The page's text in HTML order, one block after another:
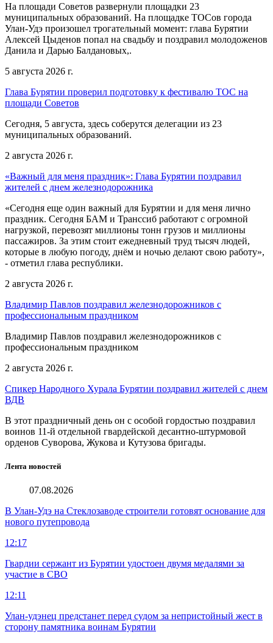
На площади Советов развернули площадки 23
муниципальных образований. На площадке ТОСов города
Улан-Удэ произошел трогательный момент: глава Бурятии
Алексей Цыденов попал на свадьбу и поздравил молодоженов
Данила и Дарью Балдановых,.
5 августа 2026 г.
Глава Бурятии проверил подготовку к фестивалю ТОС на
площади Советов
Сегодня, 5 августа, здесь соберутся делегации из 23
муниципальных образований.
2 августа 2026 г.
«Важный для меня праздник»: Глава Бурятии поздравил
жителей с днем железнодорожника
«Сегодня еще один важный для Бурятии и для меня лично
праздник. Сегодня БАМ и Транссиб работают с огромной
нагрузкой, перевозят миллионы тонн грузов и миллионы
пассажиров. За этим стоит ежедневный труд тысяч людей,
которые в любую погоду, днём и ночью делают свою работу»,
- отметил глава республики.
2 августа 2026 г.
Владимир Павлов поздравил железнодорожников с
профессиональным праздником
Владимир Павлов поздравил железнодорожников с
профессиональным праздником
2 августа 2026 г.
Спикер Народного Хурала Бурятии поздравил жителей с днем
ВДВ
В этот праздничный день он с особой гордостью поздравил
воинов 11-й отдельной гвардейской десантно-штурмовой
орденов Суворова, Жукова и Кутузова бригады.
Лента новостей
07.08.2026
В Улан-Удэ на Стеклозаводе строители готовят основание для
нового путепровода
12:17
Гвардии сержант из Бурятии удостоен двумя медалями за
участие в СВО
12:11
Улан-удэнец предстанет перед судом за непристойный жест в
сторону памятника воинам Бурятии